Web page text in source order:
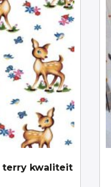
terry kwaliteit